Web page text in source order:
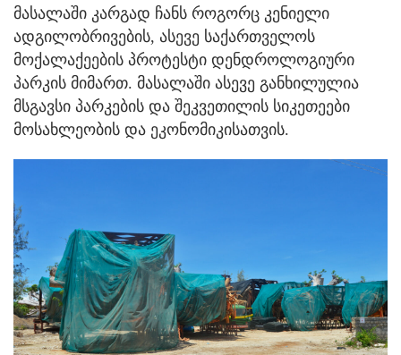
მასალაში კარგად ჩანს როგორც კენიელი
ადგილობრივების, ასევე საქართველოს
მოქალაქეების პროტესტი დენდროლოგიური
პარკის მიმართ. მასალაში ასევე განხილულია
მსგავსი პარკების და შეკვეთილის სიკეთეები
მოსახლეობის და ეკონომიკისათვის.